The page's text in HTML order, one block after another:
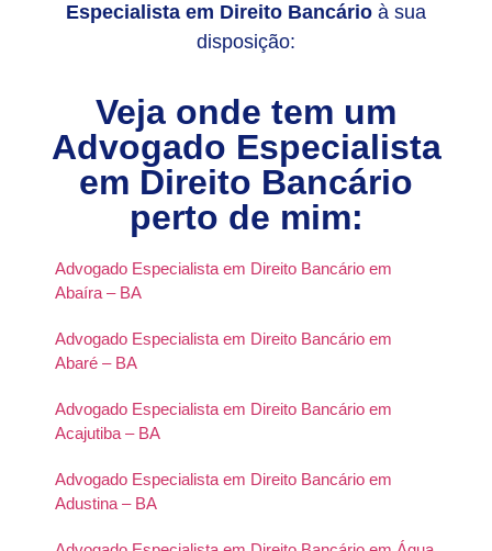
Especialista em Direito Bancário à sua
disposição:
Veja onde tem um
Advogado Especialista
em Direito Bancário
perto de mim:
Advogado Especialista em Direito Bancário em
Abaíra – BA
Advogado Especialista em Direito Bancário em
Abaré – BA
Advogado Especialista em Direito Bancário em
Acajutiba – BA
Advogado Especialista em Direito Bancário em
Adustina – BA